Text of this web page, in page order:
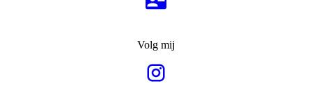
Volg mij